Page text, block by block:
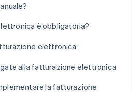
è obbligatoria?
elettronica
alla fatturazione elettronica
la fatturazione